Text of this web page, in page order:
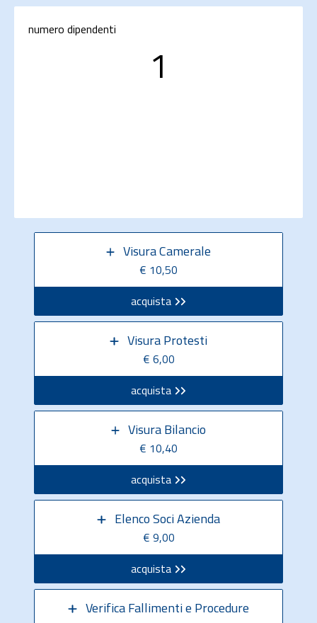
numero dipendenti
1
Visura Camerale
€ 10,50
acquista
Visura Protesti
€ 6,00
acquista
Visura Bilancio
€ 10,40
acquista
Elenco Soci Azienda
€ 9,00
acquista
Verifica Fallimenti e Procedure